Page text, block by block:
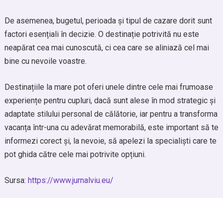
De asemenea, bugetul, perioada și tipul de cazare dorit sunt
factori esențiali în decizie. O destinație potrivită nu este
neapărat cea mai cunoscută, ci cea care se aliniază cel mai
bine cu nevoile voastre.
Destinațiile la mare pot oferi unele dintre cele mai frumoase
experiențe pentru cupluri, dacă sunt alese în mod strategic și
adaptate stilului personal de călătorie, iar pentru a transforma
vacanța într-una cu adevărat memorabilă, este important să te
informezi corect și, la nevoie, să apelezi la specialiști care te
pot ghida către cele mai potrivite opțiuni.
Sursa: https://www.jurnalviu.eu/